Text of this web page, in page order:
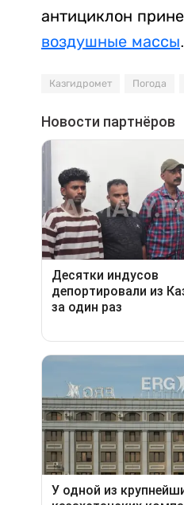
антициклон
воздушные массы
Казгидромет Погода